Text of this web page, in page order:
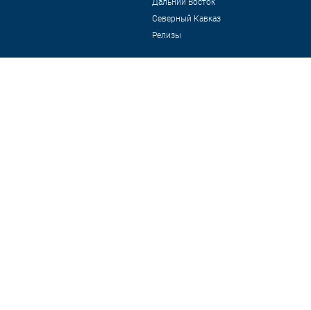
Дальний Восток
Северный Кавказ
Релизы